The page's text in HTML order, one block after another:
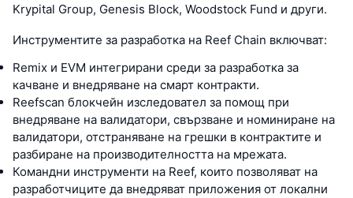
Krypital Group, Genesis Block, Woodstock Fund и други.
Инструментите за разработка на Reef Chain включват:
Remix и EVM интегрирани среди за разработка за
качване и внедряване на смарт контракти.
Reefscan блокчейн изследовател за помощ при
внедряване на валидатори, свързване и номиниране на
валидатори, отстраняване на грешки в контрактите и
разбиране на производителността на мрежата.
Командни инструменти на Reef, които позволяват на
разработчиците да внедряват приложения от локални